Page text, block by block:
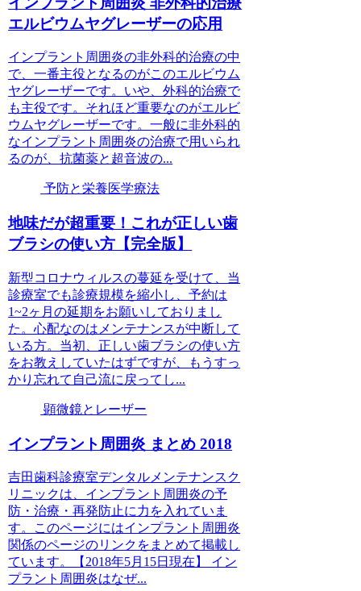
エルビウムヤグレーザーの応用
インプラント周囲炎の非外科的治療の中
で、一番主役となるのがこのエルビウム
ヤグレーザーです。いや、外科的治療で
も主役です。それほど重要なのがエルビ
ウムヤグレーザーです。一般に非外科的
なインプラント周囲炎の治療で用いられ
るのが、抗菌薬と超音波の...
予防と栄養医学療法
地味だが超重要！これが正しい歯
ブラシの使い方【完全版】
新型コロナウィルスの蔓延を受けて、当
診療室でも診療規模を縮小し、予約は
1~2ヶ月の延期をお願いしておりまし
た。心配なのはメンテナンスが中断して
いる方。当初、正しい歯ブラシの使い方
をお教えしていたはずですが、もうすっ
かり忘れて自己流に戻ってし...
顕微鏡とレーザー
インプラント周囲炎 まとめ 2018
吉田歯科診療室デンタルメンテナンスク
リニックは、インプラント周囲炎の予
防・治療・再発防止に力を入れていま
す。このページにはインプラント周囲炎
関係のページのリンクをまとめて掲載し
ています。【2018年5月15日現在】 イン
プラント周囲炎はなぜ...